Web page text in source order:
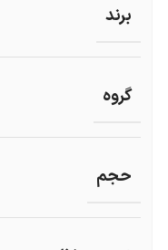
برند
گروه
حجم